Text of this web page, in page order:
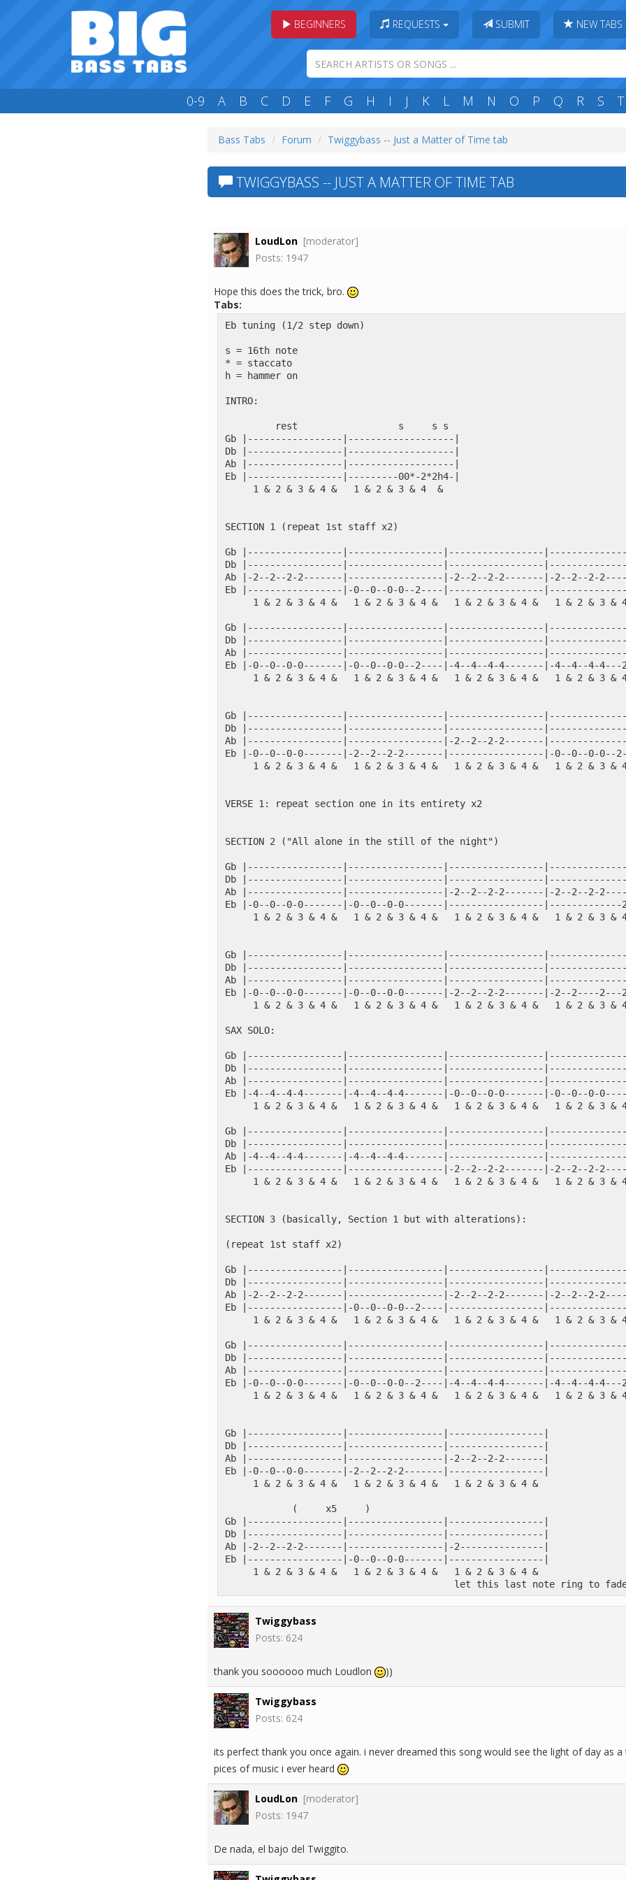
BEGINNERS REQUESTS SUBMIT NEW TABS
0-9 A B C D E F G H I J K L M N O P Q R S T
Bass Tabs Forum Twiggybass -- Just a Matter of Time tab
TWIGGYBASS -- JUST A MATTER OF TIME TAB
LoudLon [moderator]
Posts: 1947
Hope this does the trick, bro.
Tabs:
Eb tuning (1/2 step down)
s = 16th note
* = staccato
h = hammer on
INTRO:
         rest                  s     s s
Gb |-----------------|-------------------|
Db |-----------------|-------------------|
Ab |-----------------|-------------------|
Eb |-----------------|---------00*-2*2h4-|
     1 & 2 & 3 & 4 &   1 & 2 & 3 & 4  &
SECTION 1 (repeat 1st staff x2)
Gb |-----------------|-----------------|-----------------
Db |-----------------|-----------------|-----------------
Ab |-2--2--2-2-------|-----------------|-2--2--2-2-------|-2--2--2-
Eb |-----------------|-0--0--0-0--2----|-----------------
1 & 2 & 3 & 4 &   1 & 2 & 3 & 4 &   1 & 2 & 3 & 4 &   1 & 2 & 3 &
Gb |-----------------|-----------------|-----------------
Db |-----------------|-----------------|-----------------
Ab |-----------------|-----------------|-----------------
Eb |-0--0--0-0-------|-0--0--0-0--2----|-4--4--4-4-------|-4--4--4-4---
1 & 2 & 3 & 4 &   1 & 2 & 3 & 4 &   1 & 2 & 3 & 4 &   1 & 2 & 3 &
Gb |-----------------|-----------------|-----------------
Db |-----------------|-----------------|-----------------
Ab |-----------------|-----------------|-2--2--2-2-------
Eb |-0--0--0-0-------|-2--2--2-2-------|-----------------|-0--0--0-
1 & 2 & 3 & 4 &   1 & 2 & 3 & 4 &   1 & 2 & 3 & 4 &   1 & 2 & 3 &
VERSE 1: repeat section one in its entirety x2
SECTION 2 ("All alone in the still of the night")
Gb |-----------------|-----------------|-----------------
Db |-----------------|-----------------|-----------------
Ab |-----------------|-----------------|-2--2--2-2-------|-2--2--2-
Eb |-0--0--0-0-------|-0--0--0-0-------|-----------------|-------------
1 & 2 & 3 & 4 &   1 & 2 & 3 & 4 &   1 & 2 & 3 & 4 &   1 & 2 & 3 &
Gb |-----------------|-----------------|-----------------
Db |-----------------|-----------------|-----------------
Ab |-----------------|-----------------|-----------------
Eb |-0--0--0-0-------|-0--0--0-0-------|-2--2--2-2-------|-2--2----2---2-
1 & 2 & 3 & 4 &   1 & 2 & 3 & 4 &   1 & 2 & 3 & 4 &   1 & 2 & 3 &
SAX SOLO:
Gb |-----------------|-----------------|-----------------
Db |-----------------|-----------------|-----------------
Ab |-----------------|-----------------|-----------------
Eb |-4--4--4-4-------|-4--4--4-4-------|-0--0--0-0-------|-0--0--0-
1 & 2 & 3 & 4 &   1 & 2 & 3 & 4 &   1 & 2 & 3 & 4 &   1 & 2 & 3 &
Gb |-----------------|-----------------|-----------------
Db |-----------------|-----------------|-----------------
Ab |-4--4--4-4-------|-4--4--4-4-------|-----------------
Eb |-----------------|-----------------|-2--2--2-2-------|-2--2--2-
1 & 2 & 3 & 4 &   1 & 2 & 3 & 4 &   1 & 2 & 3 & 4 &   1 & 2 & 3 &
SECTION 3 (basically, Section 1 but with alterations):
(repeat 1st staff x2)
Gb |-----------------|-----------------|-----------------
Db |-----------------|-----------------|-----------------
Ab |-2--2--2-2-------|-----------------|-2--2--2-2-------|-2--2--2-
Eb |-----------------|-0--0--0-0--2----|-----------------
1 & 2 & 3 & 4 &   1 & 2 & 3 & 4 &   1 & 2 & 3 & 4 &   1 & 2 & 3 &
Gb |-----------------|-----------------|-----------------
Db |-----------------|-----------------|-----------------
Ab |-----------------|-----------------|-----------------
Eb |-0--0--0-0-------|-0--0--0-0--2----|-4--4--4-4-------|-4--4--4-4---
1 & 2 & 3 & 4 &   1 & 2 & 3 & 4 &   1 & 2 & 3 & 4 &   1 & 2 & 3 &
Gb |-----------------|-----------------|-----------------|
Db |-----------------|-----------------|-----------------|
Ab |-----------------|-----------------|-2--2--2-2-------|
Eb |-0--0--0-0-------|-2--2--2-2-------|-----------------|
     1 & 2 & 3 & 4 &   1 & 2 & 3 & 4 &   1 & 2 & 3 & 4 &
            (     x5     )
Gb |-----------------|-----------------|-----------------|
Db |-----------------|-----------------|-----------------|
Ab |-2--2--2-2-------|-----------------|-2---------------|
Eb |-----------------|-0--0--0-0-------|-----------------|
     1 & 2 & 3 & 4 &   1 & 2 & 3 & 4 &   1 & 2 & 3 & 4 &
let this last note ring to
Twiggybass
Posts: 624
thank you soooooo much Loudlon
))
Twiggybass
Posts: 624
its perfect thank you once again. i never dreamed this song would see the light of day as
pices of music i ever heard
LoudLon [moderator]
Posts: 1947
De nada, el bajo del Twiggito.